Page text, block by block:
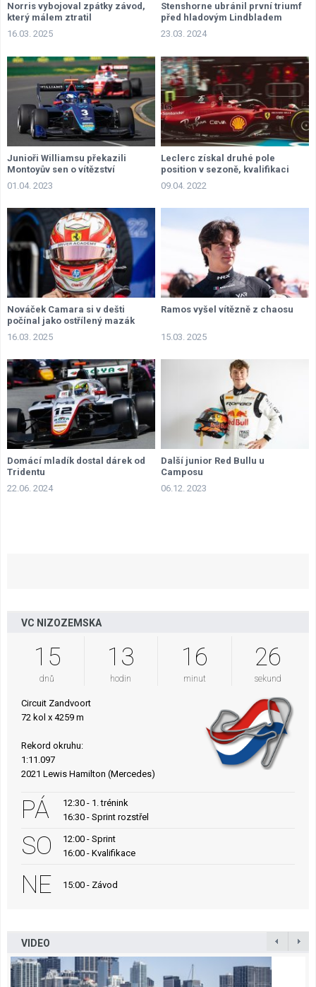
Norris vybojoval zpátky závod,
který málem ztratil
16.03. 2025
Stenshorne ubránil první triumf
před hladovým Lindbladem
23.03. 2024
Junioři Williamsu překazili
Montoyův sen o vítězství
01.04. 2023
Leclerc získal druhé pole
position v sezoně, kvalifikaci
přerušily dvě nehody
09.04. 2022
Nováček Camara si v dešti
počínal jako ostřílený mazák
16.03. 2025
Ramos vyšel vítězně z chaosu
15.03. 2025
Domácí mladík dostal dárek od
Tridentu
22.06. 2024
Další junior Red Bullu u
Camposu
06.12. 2023
VC NIZOZEMSKA
15
dnů
13
hodin
16
minut
25
sekund
Circuit Zandvoort
72 kol x 4259 m
Rekord okruhu:
1:11.097
2021 Lewis Hamilton (Mercedes)
PÁ
12:30 - 1. trénink
16:30 - Sprint rozstřel
SO
12:00 - Sprint
16:00 - Kvalifikace
NE 15:00 - Závod
VIDEO